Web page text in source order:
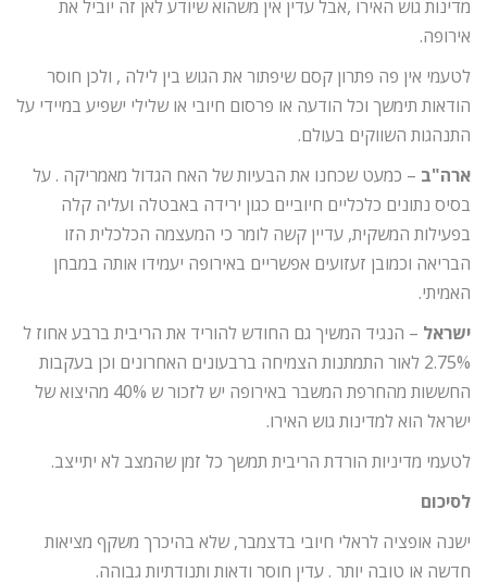
מדינות גוש האירו ,אבל עדין אין משהוא שיודע לאן זה יוביל את
אירופה.
לטעמי אין פה פתרון קסם שיפתור את הגוש בין לילה , ולכן חוסר
הודאות תימשך וכל הודעה או פרסום חיובי או שלילי ישפיע במיידי על
התנהגות השווקים בעולם.
ארה"ב – כמעט שכחנו את הבעיות של האח הגדול מאמריקה . על
בסיס נתונים כלכליים חיוביים כגון ירידה באבטלה ועליה קלה
בפעילות המשקית, עדיין קשה לומר כי המעצמה הכלכלית הזו
הבריאה וכמובן זעזועים אפשריים באירופה יעמידו אותה במבחן
האמיתי.
ישראל – הנגיד המשיך גם החודש להוריד את הריבית ברבע אחוז ל
2.75% לאור התמתנות הצמיחה ברבעונים האחרונים וכן בעקבות
החששות מהחרפת המשבר באירופה יש לזכור ש 40% מהיצוא של
ישראל הוא למדינות גוש האירו.
לטעמי מדיניות הורדת הריבית תמשך כל זמן שהמצב לא יתייצב.
לסיכום
ישנה אופציה לראלי חיובי בדצמבר, שלא בהיכרך משקף מציאות
חדשה או טובה יותר . עדין חוסר ודאות ותנודתיות גבוהה.